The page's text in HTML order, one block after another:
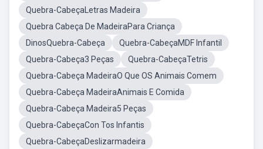
Quebra-CabeçaLetras Madeira
Quebra Cabeça De MadeiraPara Criança
DinosQuebra-Cabeça
Quebra-CabeçaMDF Infantil
Quebra-Cabeça3 Peças
Quebra-CabeçaTetris
Quebra-Cabeça MadeiraO Que OS Animais Comem
Quebra-Cabeça MadeiraAnimais E Comida
Quebra-Cabeça Madeira5 Peças
Quebra-CabeçaCon Tos Infantis
Quebra-CabeçaDeslizarmadeira